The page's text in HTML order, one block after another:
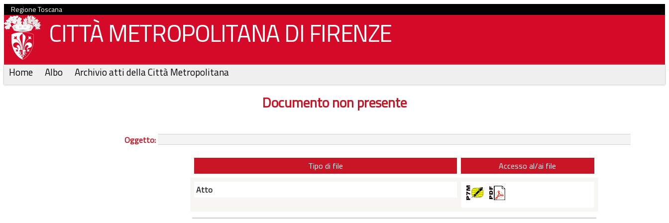
Regione Toscana
CITTÀ METROPOLITANA DI FIRENZE
Home Albo Archivio atti della Città Metropolitana
Documento non presente
Oggetto:
Tipo di file
Accesso al/ai file
Atto